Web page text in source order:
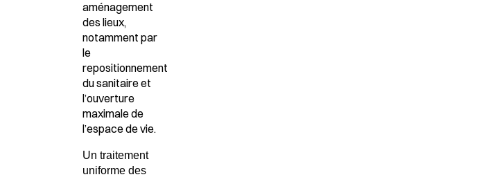
aménagement
des lieux,
notamment par
le
repositionnement
du sanitaire et
l’ouverture
maximale de
l’espace de vie.
Un traitement
uniforme des